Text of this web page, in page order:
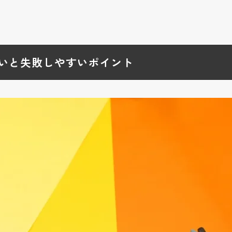
チェックポイント
る比較ポイント
ための注意点
？判断基準とは
バージョンの関係
と失敗しやすいポイント